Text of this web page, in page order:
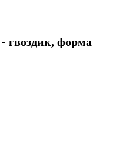
гвоздик, форма